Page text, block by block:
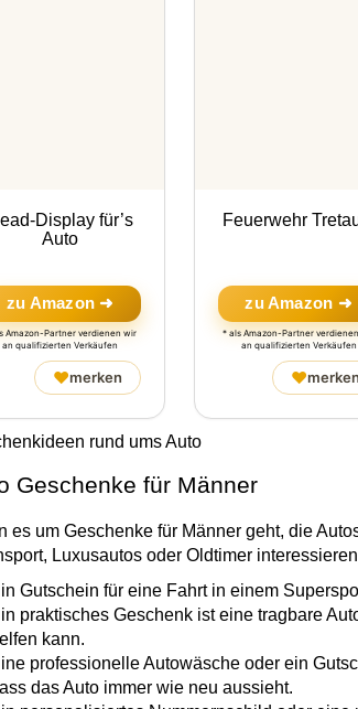
Display für’s
Auto
zu Amazon ➜
Amazon-Partner verdienen wir
an qualifizierten Verkäufen
♥merken
Feuerwehr
zu Amazon ➜
* als Amazon-Partner
an qualifizierten Verkäufen
♥merken
rund ums Auto
Geschenke für Männer
es um Geschenke für Männer geht, die
Luxusautos oder Oldtimer
Gutschein für eine Fahrt in einem
praktisches Geschenk ist eine tragbare
kann.
professionelle Autowäsche oder ein
das Auto immer wie neu aussieht.